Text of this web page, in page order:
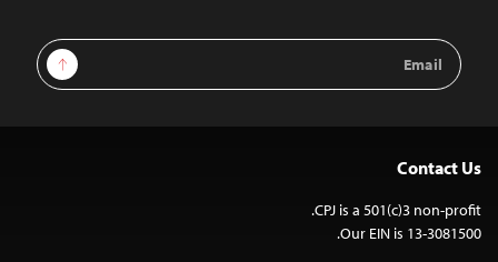
Email
Address
Sign Up
Contact Us
CPJ is a 501(c)3 non-profit.
Our EIN is 13-3081500.